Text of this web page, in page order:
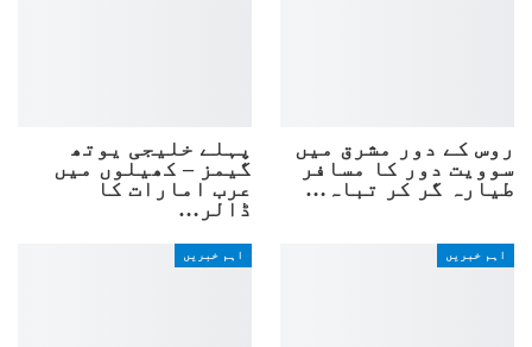
روس کے دور مشرق میں
سوویت دور کا مسافر
طیارہ گر کر تباہ…
پہلے خلیجی یوتھ
گیمز – کھیلوں میں
عرب امارات کا
ڈالر…
اہم خبریں اہم خبریں